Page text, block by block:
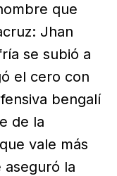
que
Jhan
se subió a
el cero con
bengalí
de la
vale más
aseguró la